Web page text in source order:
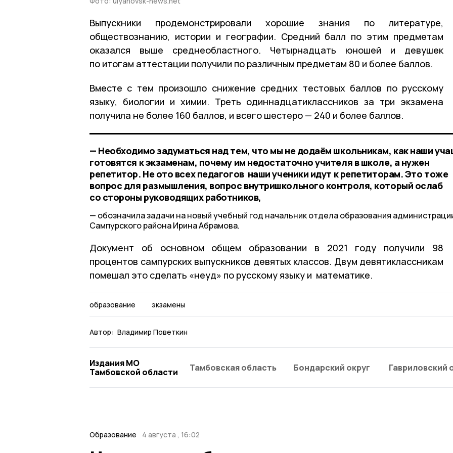
Выпускники продемонстрировали хорошие знания по литературе,
обществознанию, истории и географии. Средний балл по этим предметам
оказался выше среднеобластного. Четырнадцать юношей и девушек
по итогам аттестации получили по различным предметам 80 и более баллов.
Вместе с тем произошло снижение средних тестовых баллов по русскому
языку, биологии и химии. Треть одиннадцатиклассников за три экзамена
получила не более 160 баллов, и всего шестеро — 240 и более баллов.
— Необходимо задуматься над тем, что мы не додаём школьникам, как наши
готовятся к экзаменам, почему им недостаточно учителя в школе, а нужен
репетитор. Не ото всех педагогов наши ученики идут к репетиторам. Это тоже
вопрос для размышления, вопрос внутришкольного контроля, который ослаб
со стороны руководящих работников,
обозначила задачи на новый учебный год начальник отдела образования
Сампурского района Ирина Абрамова.
Документ об основном общем образовании в 2021 году получили 98
процентов сампурских выпускников девятых классов. Двум девятиклассникам
помешал это сделать «неуд» по русскому языку и математике.
образование экзамены
Автор: Владимир Поветкин
Издания МО
Тамбовской области
Тамбовская область Бондарский округ Гавриловский
Образование 4 августа , 16:02